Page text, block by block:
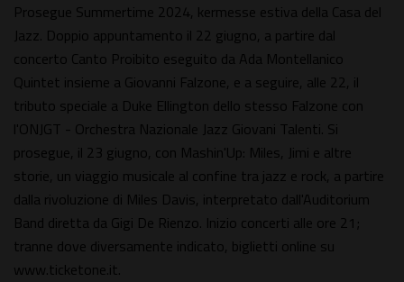
Prosegue Summertime 2024, kermesse estiva della Casa del
Jazz. Doppio appuntamento il 22 giugno, a partire dal
concerto Canto Proibito eseguito da Ada Montellanico
Quintet insieme a Giovanni Falzone, e a seguire, alle 22, il
tributo speciale a Duke Ellington dello stesso Falzone con
l'ONJGT - Orchestra Nazionale Jazz Giovani Talenti. Si
prosegue, il 23 giugno, con Mashin'Up: Miles, Jimi e altre
storie, un viaggio musicale al confine tra jazz e rock, a partire
dalla rivoluzione di Miles Davis, interpretato dall'Auditorium
Band diretta da Gigi De Rienzo. Inizio concerti alle ore 21;
tranne dove diversamente indicato, biglietti online su
www.ticketone.it.